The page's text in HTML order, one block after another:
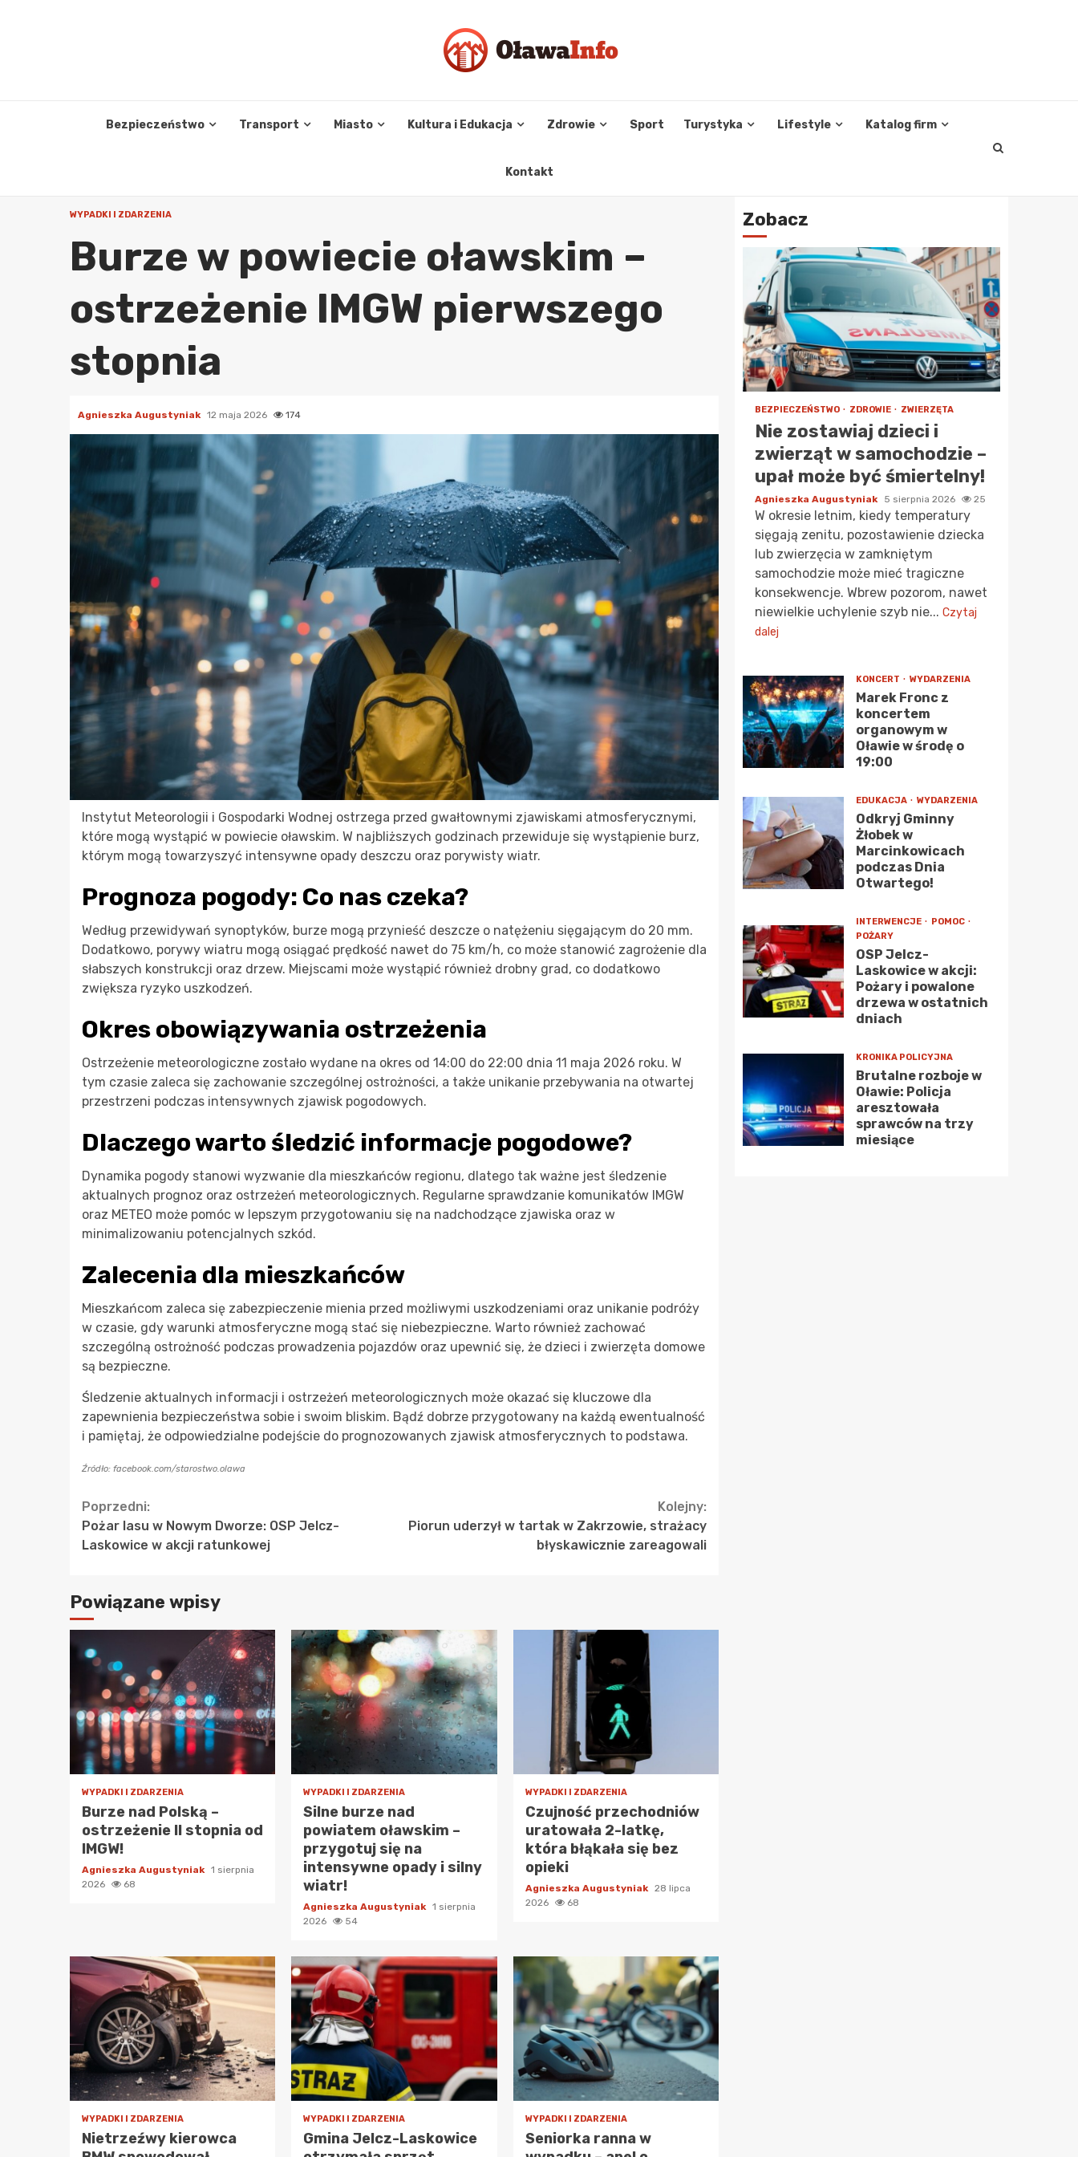
Bezpieczeństwo Transport Miasto Kultura i Edukacja Zdrowie Sport Turystyka Lifestyle Katalog firm
Kontakt
WYPADKI I ZDARZENIA
Burze w powiecie oławskim –
ostrzeżenie IMGW pierwszego
stopnia
Agnieszka Augustyniak 12 maja 2026 174
Instytut Meteorologii i Gospodarki Wodnej ostrzega przed gwałtownymi zjawiskami atmosferycznymi,
które mogą wystąpić w powiecie oławskim. W najbliższych godzinach przewiduje się wystąpienie burz,
którym mogą towarzyszyć intensywne opady deszczu oraz porywisty wiatr.
Prognoza pogody: Co nas czeka?
Według przewidywań synoptyków, burze mogą przynieść deszcze o natężeniu sięgającym do 20 mm.
Dodatkowo, porywy wiatru mogą osiągać prędkość nawet do 75 km/h, co może stanowić zagrożenie dla
słabszych konstrukcji oraz drzew. Miejscami może wystąpić również drobny grad, co dodatkowo
zwiększa ryzyko uszkodzeń.
Okres obowiązywania ostrzeżenia
Ostrzeżenie meteorologiczne zostało wydane na okres od 14:00 do 22:00 dnia 11 maja 2026 roku. W
tym czasie zaleca się zachowanie szczególnej ostrożności, a także unikanie przebywania na otwartej
przestrzeni podczas intensywnych zjawisk pogodowych.
Dlaczego warto śledzić informacje pogodowe?
Dynamika pogody stanowi wyzwanie dla mieszkańców regionu, dlatego tak ważne jest śledzenie
aktualnych prognoz oraz ostrzeżeń meteorologicznych. Regularne sprawdzanie komunikatów IMGW
oraz METEO może pomóc w lepszym przygotowaniu się na nadchodzące zjawiska oraz w
minimalizowaniu potencjalnych szkód.
Zalecenia dla mieszkańców
Mieszkańcom zaleca się zabezpieczenie mienia przed możliwymi uszkodzeniami oraz unikanie podróży
w czasie, gdy warunki atmosferyczne mogą stać się niebezpieczne. Warto również zachować
szczególną ostrożność podczas prowadzenia pojazdów oraz upewnić się, że dzieci i zwierzęta domowe
są bezpieczne.
Śledzenie aktualnych informacji i ostrzeżeń meteorologicznych może okazać się kluczowe dla
zapewnienia bezpieczeństwa sobie i swoim bliskim. Bądź dobrze przygotowany na każdą ewentualność
i pamiętaj, że odpowiedzialne podejście do prognozowanych zjawisk atmosferycznych to podstawa.
Źródło: facebook.com/starostwo.olawa
Continue
Reading
Poprzedni:
Pożar lasu w Nowym Dworze: OSP Jelcz-
Laskowice w akcji ratunkowej
Kolejny:
Piorun uderzył w tartak w Zakrzowie, strażacy
błyskawicznie zareagowali
Powiązane wpisy
WYPADKI I ZDARZENIA
Burze nad Polską –
ostrzeżenie II stopnia od
IMGW!
Agnieszka Augustyniak 1 sierpnia
2026
68
WYPADKI I ZDARZENIA
Silne burze nad
powiatem oławskim –
przygotuj się na
intensywne opady i silny
wiatr!
Agnieszka Augustyniak 1 sierpnia
2026
54
WYPADKI I ZDARZENIA
Czujność przechodniów
uratowała 2-latkę,
która błąkała się bez
opieki
Agnieszka Augustyniak 28 lipca
2026
68
WYPADKI I ZDARZENIA
Nietrzeźwy kierowca
WYPADKI I ZDARZENIA
Gmina Jelcz-Laskowice
WYPADKI I ZDARZENIA
Seniorka ranna w
Zobacz
BEZPIECZEŃSTWO ZDROWIE ZWIERZĘTA
Nie zostawiaj dzieci i
zwierząt w samochodzie –
upał może być śmiertelny!
Agnieszka Augustyniak 5 sierpnia 2026 25
W okresie letnim, kiedy temperatury
sięgają zenitu, pozostawienie dziecka
lub zwierzęcia w zamkniętym
samochodzie może mieć tragiczne
konsekwencje. Wbrew pozorom, nawet
niewielkie uchylenie szyb nie... Czytaj
dalej
KONCERT WYDARZENIA
Marek Fronc z
koncertem
organowym w
Oławie w środę o
19:00
EDUKACJA WYDARZENIA
Odkryj Gminny
Żłobek w
Marcinkowicach
podczas Dnia
Otwartego!
INTERWENCJE
POMOC
POŻARY
OSP Jelcz-
Laskowice w akcji:
Pożary i powalone
drzewa w ostatnich
dniach
KRONIKA POLICYJNA
Brutalne rozboje w
Oławie: Policja
aresztowała
sprawców na trzy
miesiące